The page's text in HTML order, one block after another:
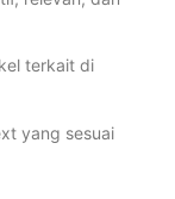
terkait di
yang sesuai